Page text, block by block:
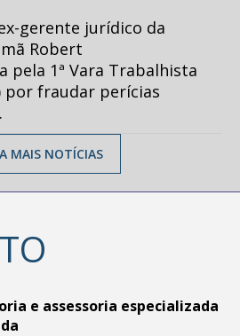
gerente jurídico da
Robert
pela 1ª Vara Trabalhista
por fraudar perícias
MAIS NOTÍCIAS
e assessoria especializada